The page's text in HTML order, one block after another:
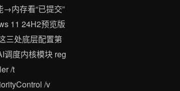
内存看“已提交”
11 24H2预览版
三处底层配置第
调度内核模块 reg
/t
/v